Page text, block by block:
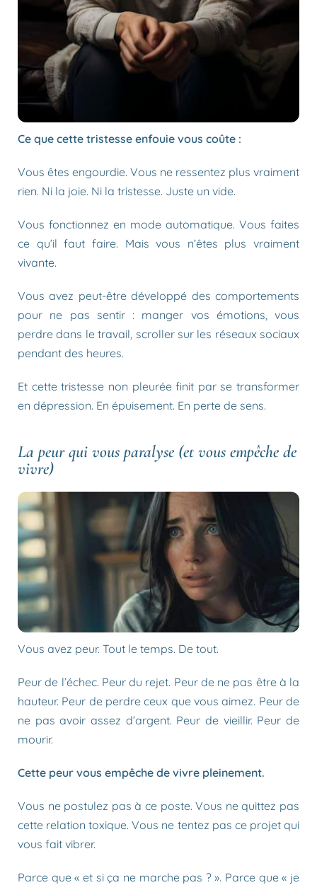
Ce que cette tristesse enfouie vous coûte :
Vous êtes engourdie. Vous ne ressentez plus vraiment
rien. Ni la joie. Ni la tristesse. Juste un vide.
Vous fonctionnez en mode automatique. Vous faites
ce qu’il faut faire. Mais vous n’êtes plus vraiment
vivante.
Vous avez peut-être développé des comportements
pour ne pas sentir : manger vos émotions, vous
perdre dans le travail, scroller sur les réseaux sociaux
pendant des heures.
Et cette tristesse non pleurée finit par se transformer
en dépression. En épuisement. En perte de sens.
La peur qui vous paralyse (et vous empêche de
vivre)
Vous avez peur. Tout le temps. De tout.
Peur de l’échec. Peur du rejet. Peur de ne pas être à la
hauteur. Peur de perdre ceux que vous aimez. Peur de
ne pas avoir assez d’argent. Peur de vieillir. Peur de
mourir.
Cette peur vous empêche de vivre pleinement.
Vous ne postulez pas à ce poste. Vous ne quittez pas
cette relation toxique. Vous ne tentez pas ce projet qui
vous fait vibrer.
Parce que « et si ça ne marche pas ? ». Parce que « je